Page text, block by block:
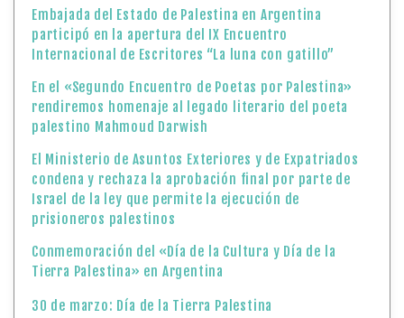
Embajada del Estado de Palestina en Argentina
participó en la apertura del IX Encuentro
Internacional de Escritores “La luna con gatillo”
En el «Segundo Encuentro de Poetas por Palestina»
rendiremos homenaje al legado literario del poeta
palestino Mahmoud Darwish
El Ministerio de Asuntos Exteriores y de Expatriados
condena y rechaza la aprobación final por parte de
Israel de la ley que permite la ejecución de
prisioneros palestinos
Conmemoración del «Día de la Cultura y Día de la
Tierra Palestina» en Argentina
30 de marzo: Día de la Tierra Palestina